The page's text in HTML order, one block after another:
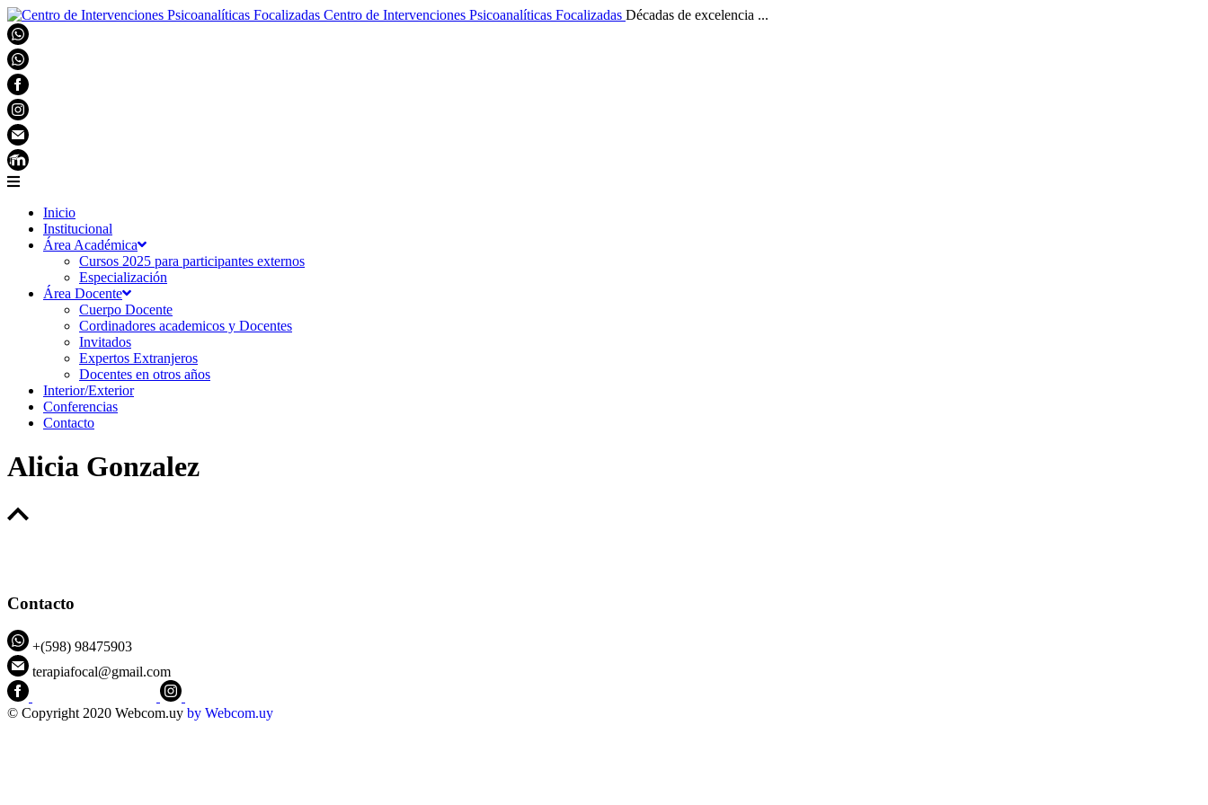
Centro de Intervenciones Psicoanalíticas Focalizadas Décadas de excelencia ...
Inicio
Institucional
Área Académica
Cursos 2025 para participantes externos
Especialización
Área Docente
Cuerpo Docente
Cordinadores academicos y Docentes
Invitados
Expertos Extranjeros
Docentes en otros años
Interior/Exterior
Conferencias
Contacto
Alicia Gonzalez
Contacto
+(598) 98475903
terapiafocal@gmail.com
© Copyright 2020 Webcom.uy by Webcom.uy